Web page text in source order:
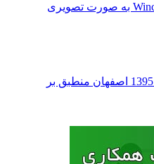
ژئودیتابیس بلوک های آماری 1395 اصفهان منطبق بر